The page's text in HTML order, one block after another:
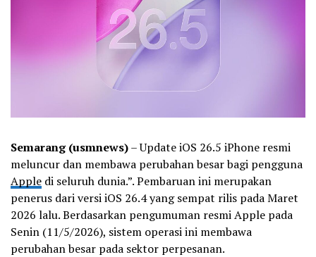
Semarang (usmnews)– Update iOS 26.5 iPhone resmi
meluncur dan membawa perubahan besar bagi pengguna
Apple di seluruh dunia.”. Pembaruan ini merupakan
penerus dari versi iOS 26.4 yang sempat rilis pada Maret
2026 lalu. Berdasarkan pengumuman resmi Apple pada
Senin (11/5/2026), sistem operasi ini membawa
perubahan besar pada sektor perpesanan.